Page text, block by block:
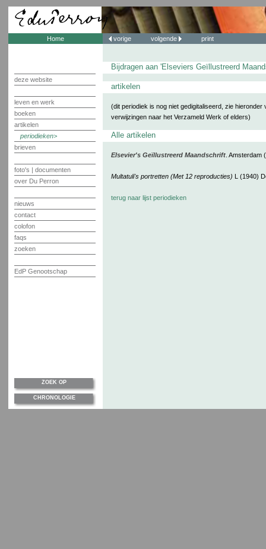
Home
deze website
leven en werk
boeken
artikelen
periodieken
brieven
foto's | documenten
over Du Perron
nieuws
contact
colofon
faqs
zoeken
EdP Genootschap
vorige volgende print
Bijdragen aan 'Elseviers Geïllustreerd
artikelen
(dit periodiek is nog niet gedigitaliseerd, zie hieronder
verwijzingen naar het Verzameld Werk of elders)
Alle artikelen
Elsevier's Geïllustreerd Maandschrift. Amsterdam
Multatuli's portretten (Met 12 reproducties) L (1940)
terug naar lijst periodieken
ZOEK OP
CHRONOLOGIE